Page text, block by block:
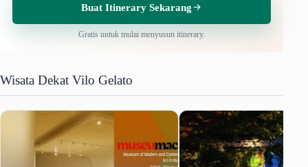
Buat Itinerary Sekarang
Gratis untuk mulai menyusun itinerary.
Wisata Dekat Vilo Gelato